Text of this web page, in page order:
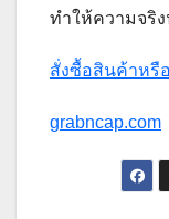
ทำให้ความจริ
สั่งซื้อสินค้าหรื
grabncap.com